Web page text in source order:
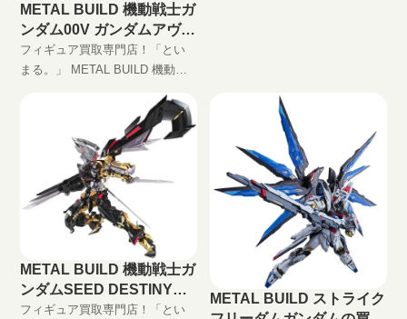
METAL BUILD 機動戦士ガ
ンダム00V ガンダムアヴァ
ランチエクシアの買取価格
フィギュア買取専門店！「とい
まる。」 METAL BUILD 機動戦
ランチエクシア高価買取しま
す！ 完全無料の宅配買取でフィ
ギュアをお買い取りします！
METAL BUILD 機動戦士ガ
ンダムSEED DESTINY
ASTRAY ガンダムアスト
フィギュア買取専門店！「とい
METAL BUILD ストライク